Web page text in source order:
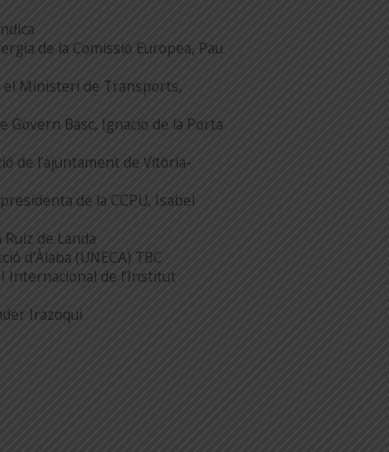
de la Comissió Europea, Pau
el Ministeri de Transports,
Basc, Ignacio de la Porta
de l’ajuntament de Vitòria-
de la CCPU, Isabel
Ruiz de Landa
d’Àlaba (UNECA) TBC
Internacional de l’Institut
Irazoqui